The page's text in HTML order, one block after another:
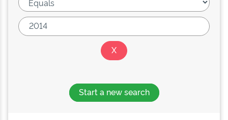
Start a new search